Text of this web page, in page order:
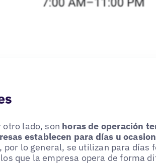
otro lado, son horas de operación
establecen para días u
lo general, se utilizan para días
que la empresa opera de forma